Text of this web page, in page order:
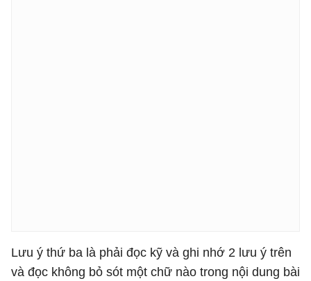
Lưu ý thứ ba là phải đọc kỹ và ghi nhớ 2 lưu ý trên
và đọc không bỏ sót một chữ nào trong nội dung bài